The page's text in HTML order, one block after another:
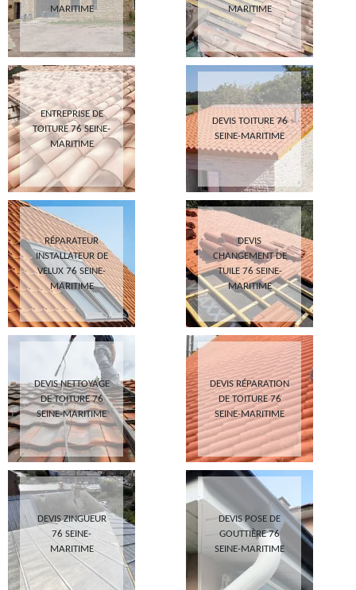
MARITIME
MARITIME
ENTREPRISE DE
TOITURE 76 SEINE-
MARITIME
DEVIS TOITURE 76
SEINE-MARITIME
RÉPARATEUR
INSTALLATEUR DE
VELUX 76 SEINE-
MARITIME
DEVIS
CHANGEMENT DE
TUILE 76 SEINE-
MARITIME
DEVIS NETTOYAGE
DE TOITURE 76
SEINE-MARITIME
DEVIS RÉPARATION
DE TOITURE 76
SEINE-MARITIME
DEVIS ZINGUEUR
76 SEINE-
MARITIME
DEVIS POSE DE
GOUTTIÈRE 76
SEINE-MARITIME